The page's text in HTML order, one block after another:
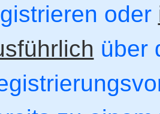
oder
über